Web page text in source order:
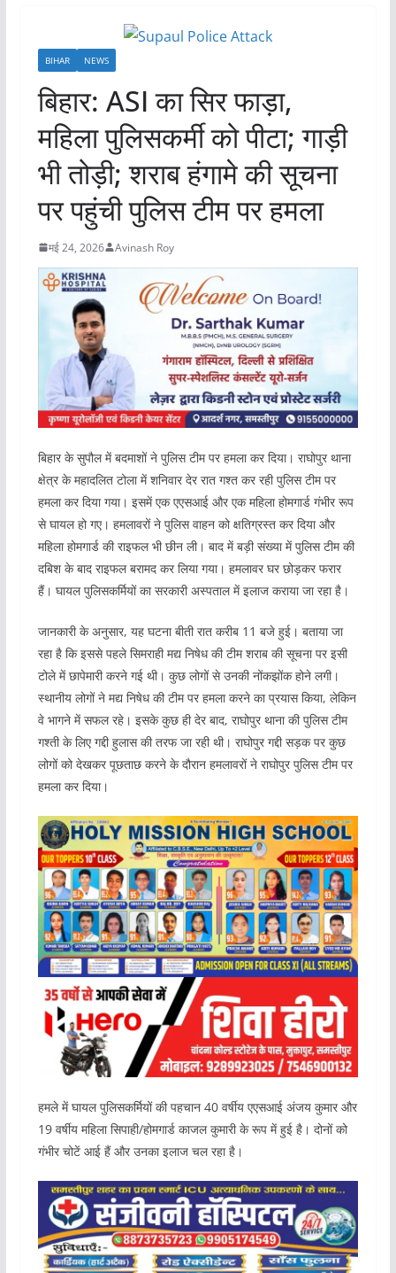
BIHAR NEWS
बिहार: ASI का सिर फाड़ा,
महिला पुलिसकर्मी को पीटा; गाड़ी
भी तोड़ी; शराब हंगामे की सूचना
पर पहुंची पुलिस टीम पर हमला
मई 24, 2026 Avinash Roy
बिहार के सुपौल में बदमाशों ने पुलिस टीम पर हमला कर दिया। राघोपुर थाना
क्षेत्र के महादलित टोला में शनिवार देर रात गश्त कर रही पुलिस टीम पर
हमला कर दिया गया। इसमें एक एएसआई और एक महिला होमगार्ड गंभीर रूप
से घायल हो गए। हमलावरों ने पुलिस वाहन को क्षतिग्रस्त कर दिया और
महिला होमगार्ड की राइफल भी छीन ली। बाद में बड़ी संख्या में पुलिस टीम की
दबिश के बाद राइफल बरामद कर लिया गया। हमलावर घर छोड़कर फरार
हैं। घायल पुलिसकर्मियों का सरकारी अस्पताल में इलाज कराया जा रहा है।
जानकारी के अनुसार, यह घटना बीती रात करीब 11 बजे हुई। बताया जा
रहा है कि इससे पहले सिमराही मद्य निषेध की टीम शराब की सूचना पर इसी
टोले में छापेमारी करने गई थी। कुछ लोगों से उनकी नोंकझोंक होने लगी।
स्थानीय लोगों ने मद्य निषेध की टीम पर हमला करने का प्रयास किया, लेकिन
वे भागने में सफल रहे। इसके कुछ ही देर बाद, राघोपुर थाना की पुलिस टीम
गश्ती के लिए गद्दी हुलास की तरफ जा रही थी। राघोपुर गद्दी सड़क पर कुछ
लोगों को देखकर पूछताछ करने के दौरान हमलावरों ने राघोपुर पुलिस टीम पर
हमला कर दिया।
हमले में घायल पुलिसकर्मियों की पहचान 40 वर्षीय एएसआई अंजय कुमार और
19 वर्षीय महिला सिपाही/होमगार्ड काजल कुमारी के रूप में हुई है। दोनों को
गंभीर चोटें आई हैं और उनका इलाज चल रहा है।